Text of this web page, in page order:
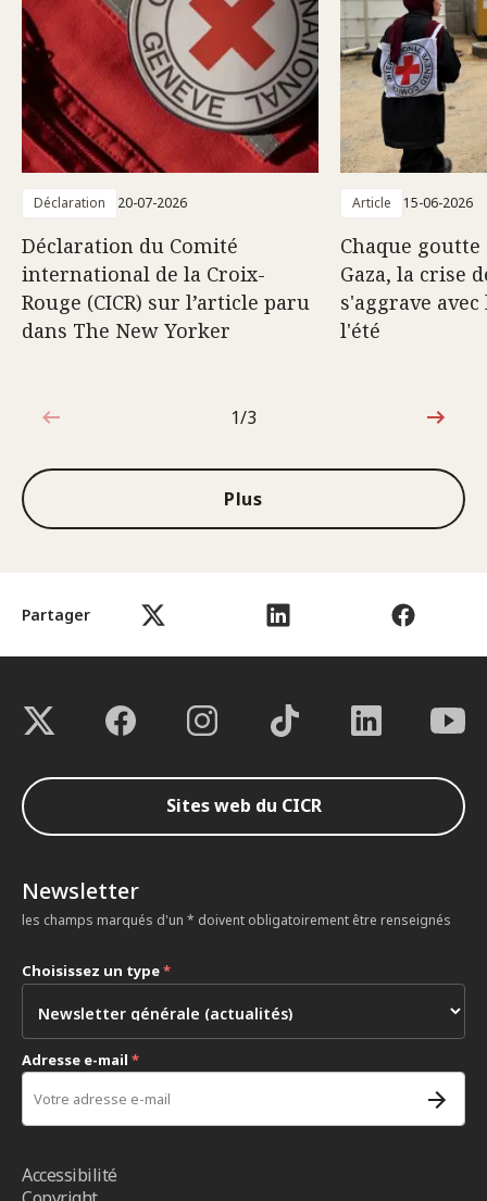
Partager
Déclaration 20-07-2026
Déclaration du Comité
international de la Croix-
Rouge (CICR) sur l’article paru
dans The New Yorker
Article 15-06-2026
Chaque goutte
Gaza, la crise
s'aggrave
l'été
1sur3
1/3
Plus
Sites web du CICR
Newsletter
les champs marqués d'un * doivent obligatoirement être renseignés
Choisissez un type*
Adresse e-mail *
Accessibilité